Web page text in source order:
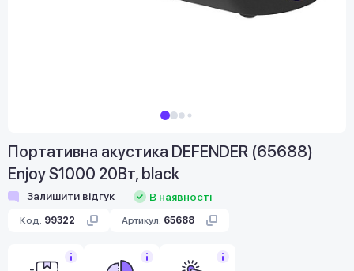
Портативна акустика DEFENDER (65688)
Enjoy S1000 20Вт, black
Залишити відгук В наявності
Код: 99322 Артикул: 65688